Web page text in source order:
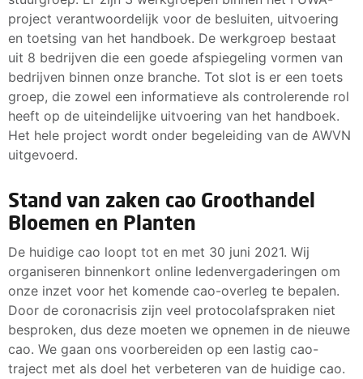
project verantwoordelijk voor de besluiten, uitvoering
en toetsing van het handboek. De werkgroep bestaat
uit 8 bedrijven die een goede afspiegeling vormen van
bedrijven binnen onze branche. Tot slot is er een toets
groep, die zowel een informatieve als controlerende rol
heeft op de uiteindelijke uitvoering van het handboek.
Het hele project wordt onder begeleiding van de AWVN
uitgevoerd.
Stand van zaken cao Groothandel
Bloemen en Planten
De huidige cao loopt tot en met 30 juni 2021. Wij
organiseren binnenkort online ledenvergaderingen om
onze inzet voor het komende cao-overleg te bepalen.
Door de coronacrisis zijn veel protocolafspraken niet
besproken, dus deze moeten we opnemen in de nieuwe
cao. We gaan ons voorbereiden op een lastig cao-
traject met als doel het verbeteren van de huidige cao.